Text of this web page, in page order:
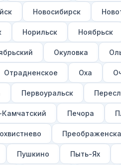
Новосибирск
Норильск Ноябрьск
Окуловка
Отрадненское Оха
Первоуральск
Печора
Пушкино Пыть-Ях